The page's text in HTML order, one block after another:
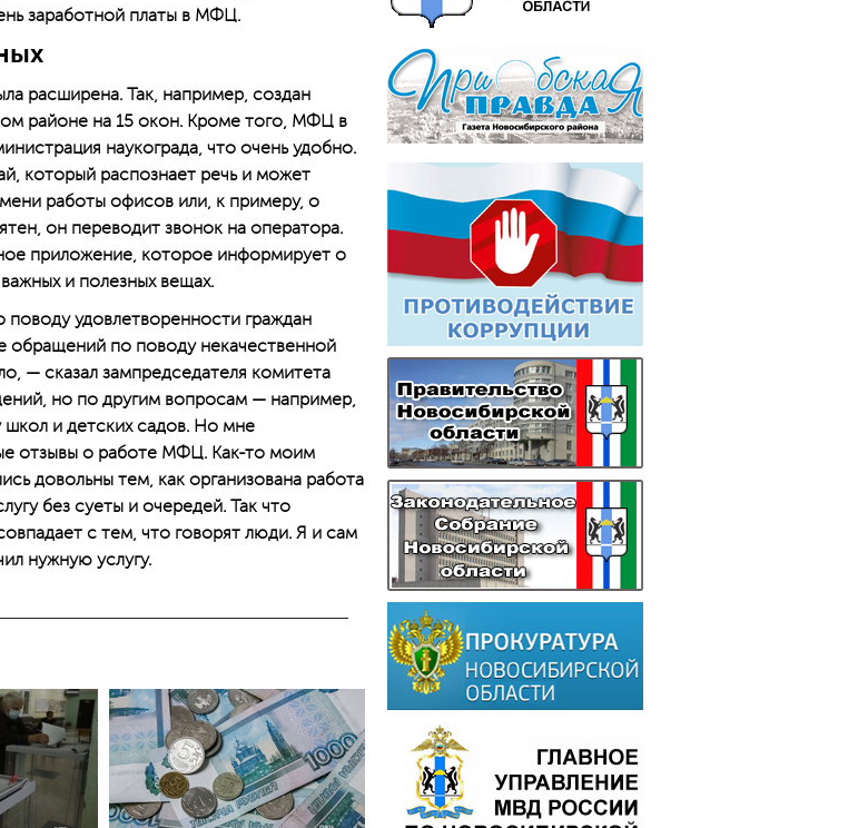
заработной платы в МФЦ.
расширена. Так, например, создан
районе на 15 окон. Кроме того, МФЦ в
наукограда, что очень удобно.
который распознает речь и может
работы офисов или, к примеру, о
он переводит звонок на оператора.
приложение, которое информирует о
и полезных вещах.
удовлетворенности граждан
по поводу некачественной
— сказал зампредседателя комитета
но по другим вопросам — например,
и детских садов. Но мне
отзывы о работе МФЦ. Как-то моим
довольны тем, как организована работа
без суеты и очередей. Так что
с тем, что говорят люди. Я и сам
нужную услугу.